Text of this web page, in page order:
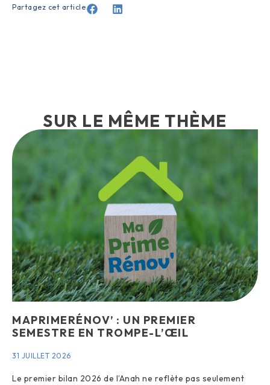
Partagez cet article
SUR LE MÊME THÈME
MAPRIMERÉNOV’ : UN PREMIER
SEMESTRE EN TROMPE-L’ŒIL
31 JUILLET 2026
Le premier bilan 2026 de l’Anah ne reflète pas seulement